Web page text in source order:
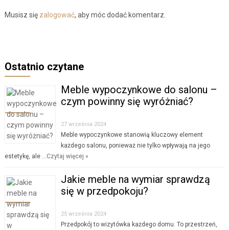
Musisz się zalogować, aby móc dodać komentarz.
Ostatnio czytane
Meble wypoczynkowe do salonu –
czym powinny się wyróżniać?
27 września 2024
Meble wypoczynkowe stanowią kluczowy element
każdego salonu, ponieważ nie tylko wpływają na jego
estetykę, ale …Czytaj więcej »
Jakie meble na wymiar sprawdzą
się w przedpokoju?
25 września 2024
Przedpokój to wizytówka każdego domu. To przestrzeń,